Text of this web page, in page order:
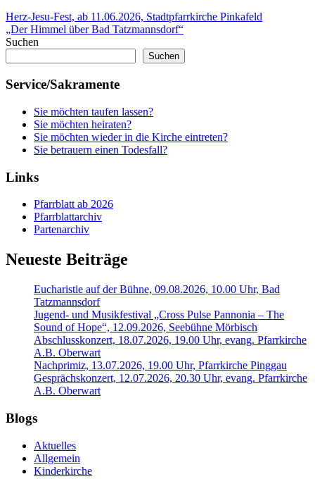
Papst
Leo
Beitragsnavigation
Vorheriger
Beitrag:
Herz-Jesu-Fest, ab 11.06.2026, Stadtpfarrkirche Pinkafeld
Nächster
Beitrag:
„Der Himmel über Bad Tatzmannsdorf“
Suchen
Suchen
Service/Sakramente
Sie möchten taufen lassen?
Sie möchten heiraten?
Sie möchten wieder in die Kirche eintreten?
Sie betrauern einen Todesfall?
Links
Pfarrblatt ab 2026
Pfarrblattarchiv
Partenarchiv
Neueste Beiträge
Eucharistie auf der Bühne, 09.08.2026, 10.00 Uhr, Bad
Tatzmannsdorf
Jugend- und Musikfestival „Cross Pulse Pannonia – The
Sound of Hope“, 12.09.2026, Seebühne Mörbisch
Abschlusskonzert, 18.07.2026, 19.00 Uhr, evang. Pfarrkirche
A.B. Oberwart
Nachprimiz, 13.07.2026, 19.00 Uhr, Pfarrkirche Pinggau
Gesprächskonzert, 12.07.2026, 20.30 Uhr, evang. Pfarrkirche
A.B. Oberwart
Blogs
Aktuelles
Allgemein
Kinderkirche